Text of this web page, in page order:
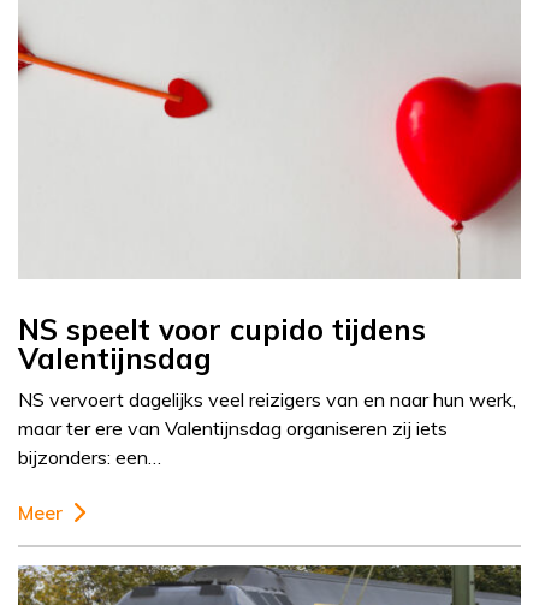
NS speelt voor cupido tijdens
Valentijnsdag
NS vervoert dagelijks veel reizigers van en naar hun werk,
maar ter ere van Valentijnsdag organiseren zij iets
bijzonders: een…
Meer